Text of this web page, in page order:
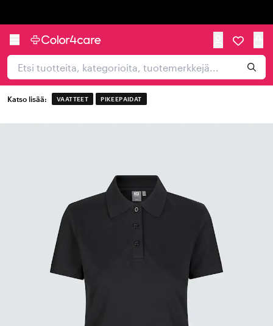
Katso lisää: VAATTEET PIKEEPAIDAT